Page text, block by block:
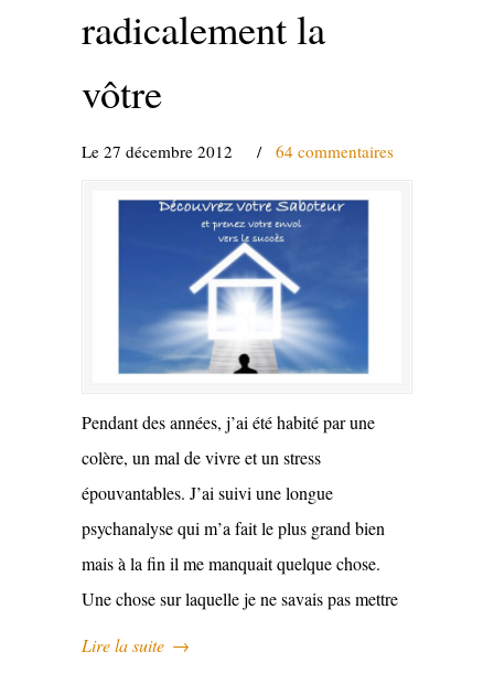
radicalement la
vôtre
Le 27 décembre 2012 / 64 commentaires
Pendant des années, j’ai été habité par une
colère, un mal de vivre et un stress
épouvantables. J’ai suivi une longue
psychanalyse qui m’a fait le plus grand bien
mais à la fin il me manquait quelque chose.
Une chose sur laquelle je ne savais pas mettre
Lire la suite →